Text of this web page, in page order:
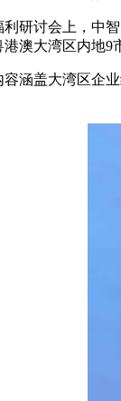
研讨会上，中
澳大湾区内地9
容涵盖大湾区